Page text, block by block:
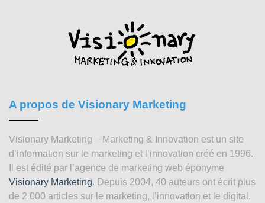
A propos de Visionary Marketing
Visionary Marketing – Marketing & Innovation est un site
d’information sur le marketing et l’innovation créé en 1996.
Il est édité par l’agence de marketing web éponyme
Visionary Marketing. Depuis 2004, 40 auteurs ont écrit plus
de 2 000 articles sur le marketing, l’innovation et le digital.